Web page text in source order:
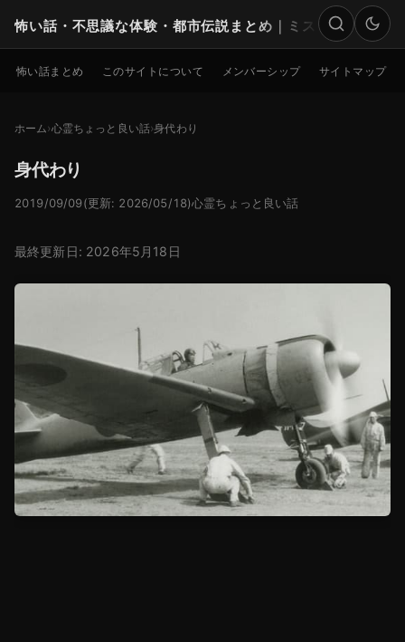
怖い話・不思議な体験・都市伝説まとめ｜ミステリー
検索
怖い話まとめ このサイトについて メンバーシップ サイトマップ
ホーム 心霊ちょっと良い話 身代わり
身代わり
2019/09/09(更新: 2026/05/18)心霊ちょっと良い話
最終更新日: 2026年5月18日